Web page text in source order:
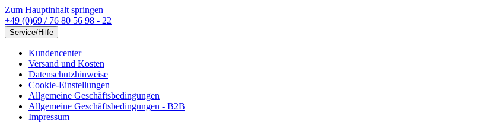
Zum Hauptinhalt springen
+49 (0)69 / 76 80 56 98 - 22
Service/Hilfe
Kundencenter
Versand und Kosten
Datenschutzhinweise
Cookie-Einstellungen
Allgemeine Geschäftsbedingungen
Allgemeine Geschäftsbedingungen - B2B
Impressum